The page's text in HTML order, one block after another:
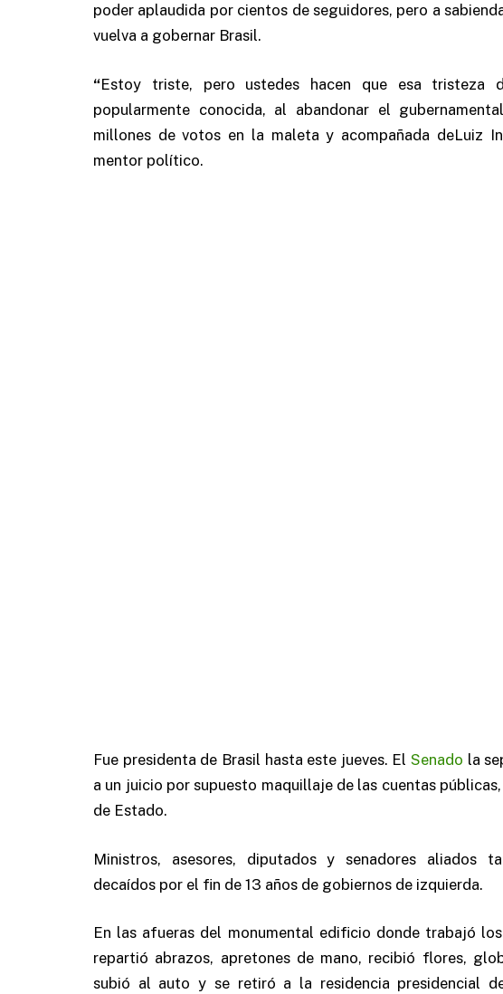
poder aplaudida por cientos de seguidores, pero a
vuelva a gobernar Brasil.
“Estoy triste, pero ustedes hacen que esa tristeza
popularmente conocida, al abandonar el
millones de votos en la maleta y acompañada deLuiz
mentor político.
Fue presidenta de Brasil hasta este jueves. El Senado la
a un juicio por supuesto maquillaje de las cuentas
de Estado.
Ministros, asesores, diputados y senadores aliados
decaídos por el fin de 13 años de gobiernos de izquierda.
En las afueras del monumental edificio donde trabajó
repartió abrazos, apretones de mano, recibió flores,
subió al auto y se retiró a la residencia presidencial